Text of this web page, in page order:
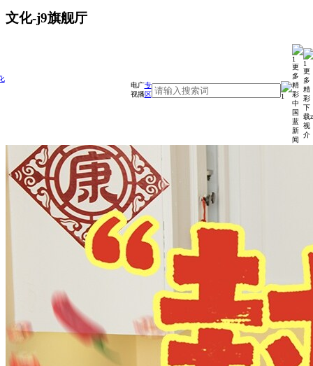
文化-j9旗舰厅
电
视
广
播
专
区
更
多
精
彩
中
国
蓝
新
闻
更
多
精
彩
下
载z
视
介